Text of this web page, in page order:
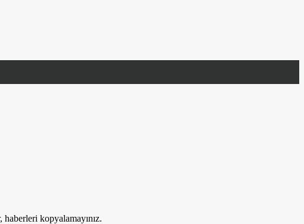
kopyalamayınız.